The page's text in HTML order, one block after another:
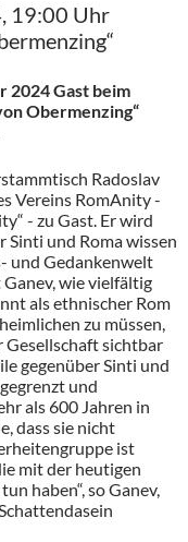
19:00 Uhr
2024 Gast beim
Obermenzing“
Radoslav
Vereins RomAnity -
- zu Gast. Er wird
Sinti und Roma wissen
und Gedankenwelt
wie vielfältig
als ethnischer Rom
zu müssen,
Gesellschaft sichtbar
gegenüber Sinti und
und
als 600 Jahren in
dass sie nicht
ist
mit der heutigen
haben“, so Ganev,